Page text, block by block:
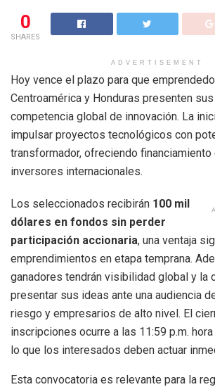
0
SHARES
ADVERTISEMENT
Hoy vence el plazo para que
Centroamérica y Honduras presenten
competencia global de innovación. La
impulsar proyectos tecnológicos con
transformador, ofreciendo
inversores internacionales.
Los seleccionados recibirán 100 mil
dólares en fondos sin perder
participación accionaria, una ventaja
emprendimientos en etapa temprana.
ganadores tendrán visibilidad global y la
presentar sus ideas ante una audiencia
riesgo y empresarios de alto nivel. El
inscripciones ocurre a las 11:59 p.m.
lo que los interesados deben actuar
Esta convocatoria es relevante para la